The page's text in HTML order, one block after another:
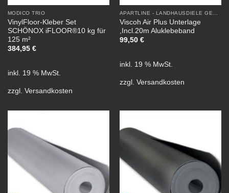
MODICO TRIO
VinylFloor-Kleber Set
SCHÖNOX iFLOOR®10 kg für
125 m²
384,95 €
inkl. 19 % MwSt.
zzgl. Versandkosten
Viscoh Air Plus Unterlage
,Incl.20m Aluklebeband
99,50 €
inkl. 19 % MwSt.
zzgl. Versandkosten